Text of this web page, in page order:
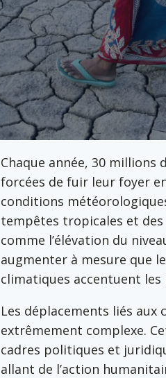
Chaque année, 30 millions
forcées de fuir leur foyer
conditions
tempêtes tropicales et
comme l’élévation du
augmenter à mesure que
climatiques accentuent
Les déplacements liés
extrêmement complexe.
cadres politiques et
allant de l’action